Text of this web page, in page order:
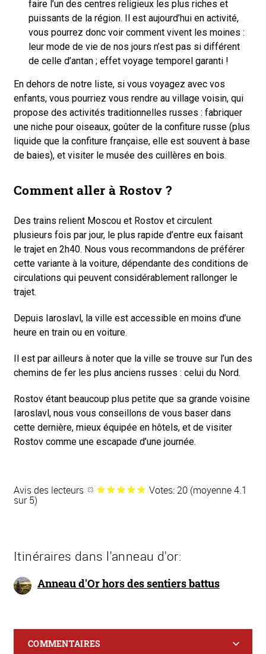
faire l’un des centres religieux les plus riches et
puissants de la région. Il est aujourd’hui en activité,
vous pourrez donc voir comment vivent les moines :
leur mode de vie de nos jours n’est pas si différent
de celle d’antan ; effet voyage temporel garanti !
En dehors de notre liste, si vous voyagez avec vos
enfants, vous pourriez vous rendre au village voisin, qui
propose des activités traditionnelles russes : fabriquer
une niche pour oiseaux, goûter de la confiture russe (plus
liquide que la confiture française, elle est souvent à base
de baies), et visiter le musée des cuillères en bois.
Comment aller à Rostov ?
Des trains relient Moscou et Rostov et circulent
plusieurs fois par jour, le plus rapide d’entre eux faisant
le trajet en 2h40. Nous vous recommandons de préférer
cette variante à la voiture, dépendante des conditions de
circulations qui peuvent considérablement rallonger le
trajet.
Depuis Iaroslavl, la ville est accessible en moins d’une
heure en train ou en voiture.
Il est par ailleurs à noter que la ville se trouve sur l’un des
chemins de fer les plus anciens russes : celui du Nord.
Rostov étant beaucoup plus petite que sa grande voisine
Iaroslavl, nous vous conseillons de vous baser dans
cette dernière, mieux équipée en hôtels, et de visiter
Rostov comme une escapade d’une journée.
Avis des lecteurs Votes: 20 (moyenne 4.1
sur 5)
Itinéraires dans l'anneau d'or:
Anneau d'Or hors des sentiers battus
COMMENTAIRES